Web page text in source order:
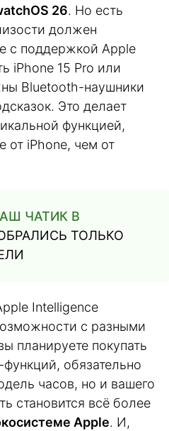
26. Но есть
должен
с поддержкой Apple
iPhone 15 Pro или
Bluetooth-наушники
Это делает
функцией,
от iPhone, чем от
ЧАТИК В
ТОЛЬКО
Intelligence
с разными
планируете покупать
обязательно
часов, но и вашего
становится всё более
Apple. И,